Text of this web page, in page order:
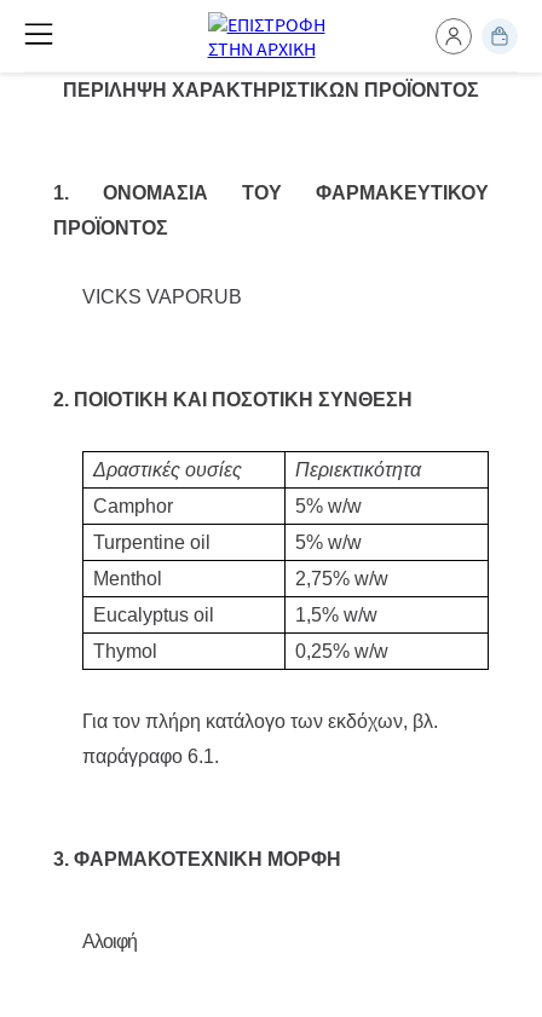
ΠΕΡΙΛΗΨΗ ΧΑΡΑΚΤΗΡΙΣΤΙΚΩΝ ΠΡΟΪΟΝΤΟΣ
1. ΟΝΟΜΑΣΙΑ ΤΟΥ ΦΑΡΜΑΚΕΥΤΙΚΟΥ
ΠΡΟΪΟΝΤΟΣ
VICKS VAPORUB
2. ΠΟΙΟΤΙΚΗ ΚΑΙ ΠΟΣΟΤΙΚΗ ΣΥΝΘΕΣΗ
Δραστικές ουσίες
Περιεκτικότητα
Camphor
5% w/w
Turpentine oil
5% w/w
Menthol
2,75% w/w
Eucalyptus oil
1,5% w/w
Thymol
0,25% w/w
Για τον πλήρη κατάλογο των εκδόχων, βλ.
παράγραφο 6.1.
3. ΦΑΡΜΑΚΟΤΕΧΝΙΚΗ ΜΟΡΦΗ
Αλοιφή